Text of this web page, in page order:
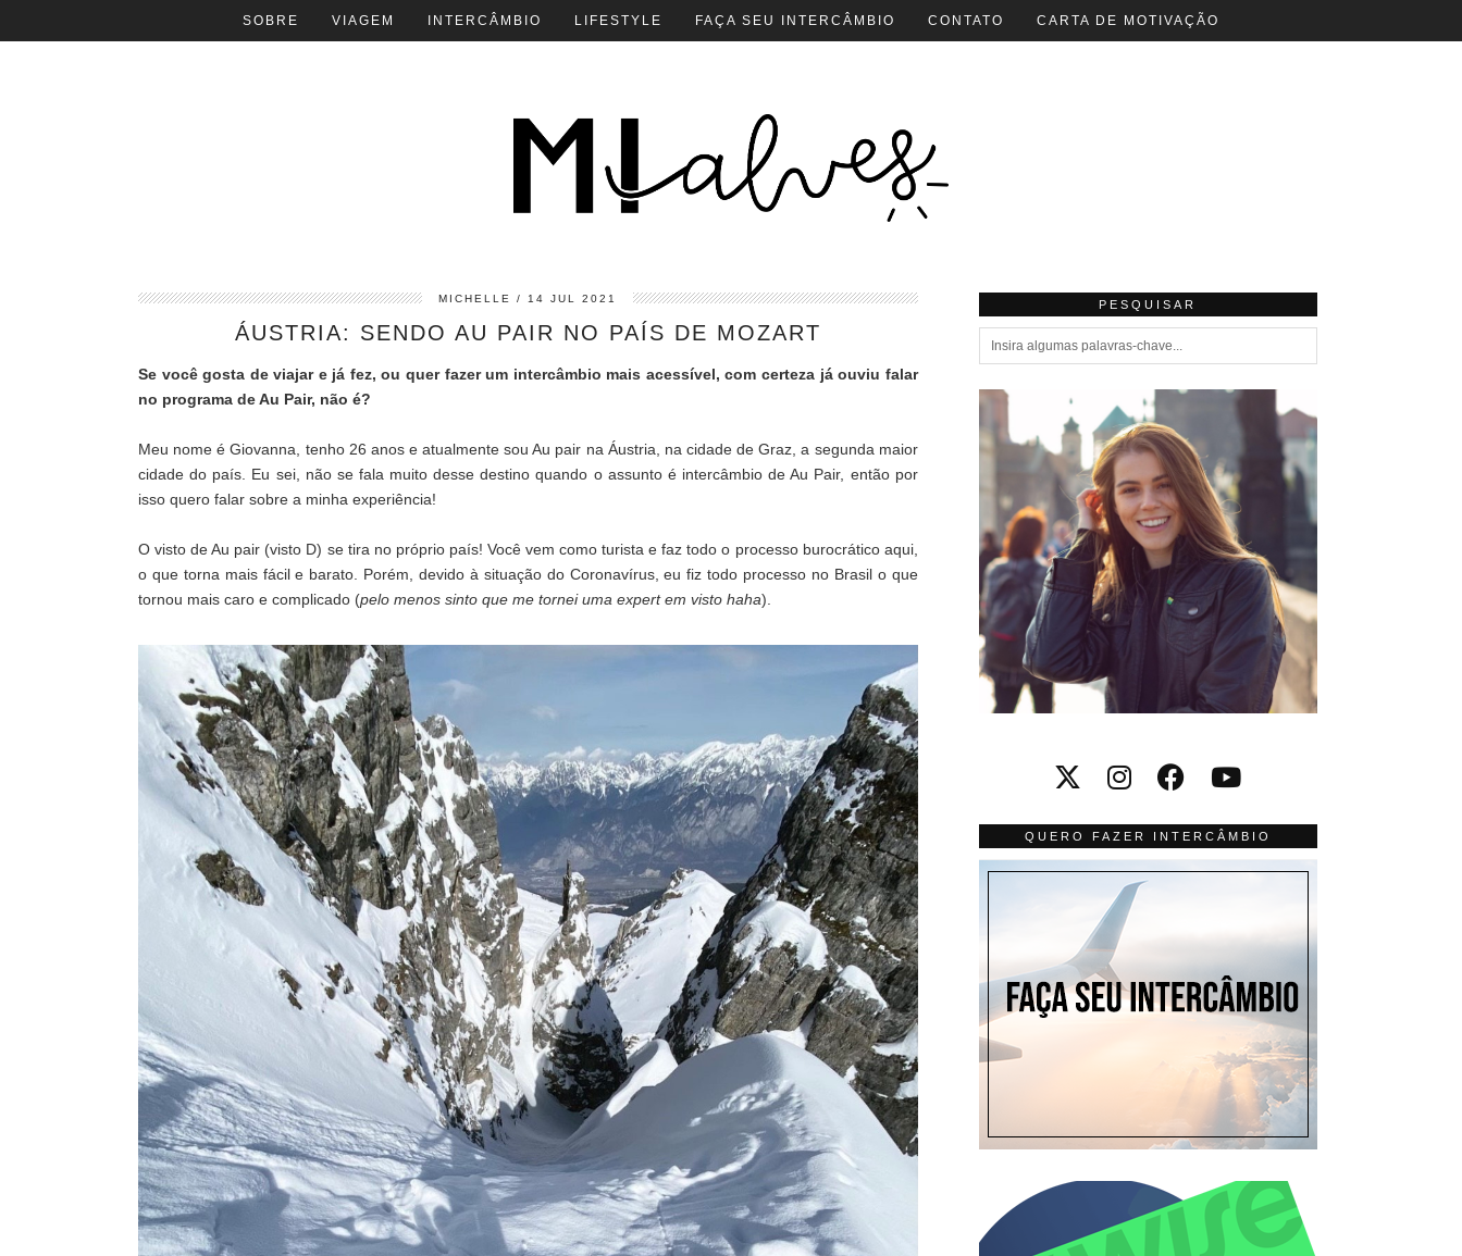
SOBRE VIAGEM INTERCÂMBIO LIFESTYLE FAÇA SEU INTERCÂMBIO CONTATO CARTA DE MOTIVAÇÃO
MICHELLE 14 JUL 2021
ÁUSTRIA: SENDO AU PAIR NO PAÍS DE MOZART
Se você gosta de viajar e já fez, ou quer fazer um intercâmbio mais acessível, com certeza já ouviu falar
no programa de Au Pair, não é?
Meu nome éGiovanna, tenho 26 anos e atualmente sou Au pair na Áustria, na cidade de Graz, a segunda maior
cidade do país. Eu sei, não se fala muito desse destino quando o assunto é intercâmbio de Au Pair, então por
isso quero falar sobre a minha experiência!
O visto de Au pair (visto D) se tira no próprio país! Você vem como turista e faz todo o processo burocrático aqui,
o que torna mais fácil e barato. Porém, devido à situação do Coronavírus, eu fiz todo processo no Brasil o que
tornou mais caro e complicado (pelo menos sinto que me tornei uma expert em visto haha).
PESQUISAR
QUERO FAZER INTERCÂMBIO